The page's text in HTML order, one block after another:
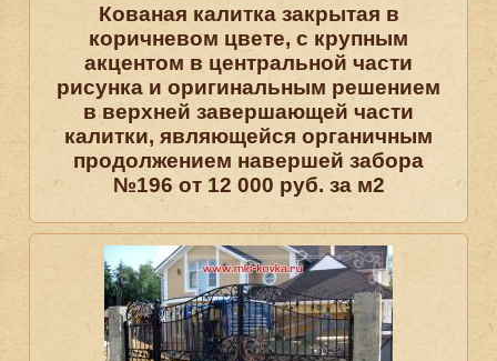
Кованая калитка закрытая в
коричневом цвете, с крупным
акцентом в центральной части
рисунка и оригинальным решением
в верхней завершающей части
калитки, являющейся органичным
продолжением навершей забора
№196 от 12 000 руб. за м2